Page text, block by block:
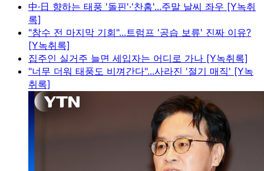
中·日 향하는 태풍 '돌핀'·'찬홈'...주말 날씨 좌우 [Y녹취
록]
"참수 전 마지막 기회"...트럼프 '공습 보류' 진짜 이유?
[Y녹취록]
집주인 실거주 늘면 세입자는 어디로 가나 [Y녹취록]
"너무 더워 태풍도 비껴간다"...사라진 '절기 매직' [Y녹
취록]